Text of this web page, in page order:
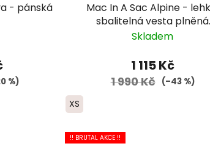
- pánská
%)
Mac In A Sac Alpine - lehká,
sbalitelná vesta plněná
kachním peřím
Skladem
1 115 Kč
1 990 Kč (–43 %)
XS
!! BRUTAL AKCE !!